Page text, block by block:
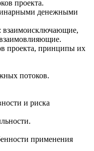
проекта.
денежными
проекта, принципы их
потоков.
и риска
применения